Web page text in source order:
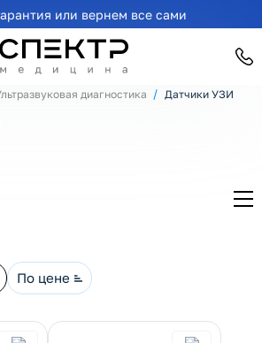
или вернем все сами
диагностика Датчики УЗИ
По цене